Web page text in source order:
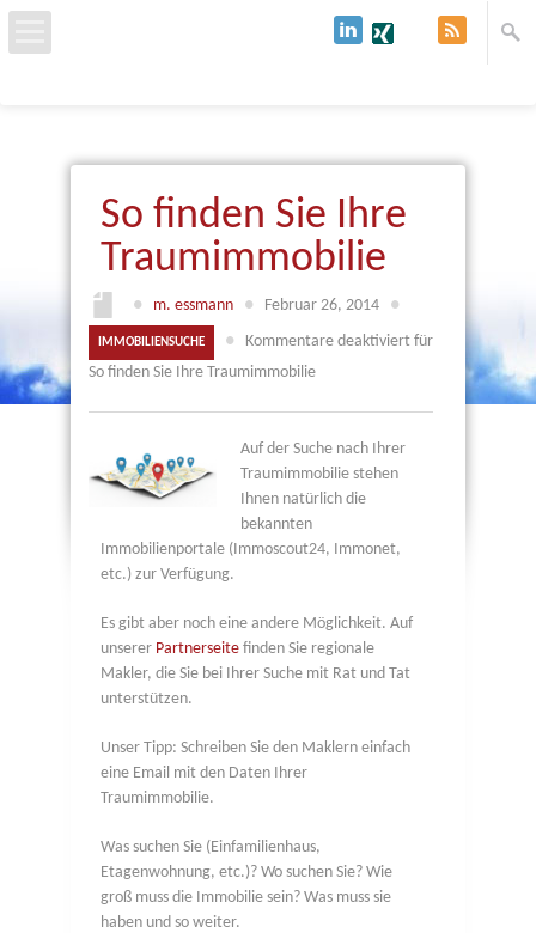
Über uns
Baufinanzierung
Immobilien & Grundstücke
Kredit
So finden Sie Ihre
Traumimmobilie
● m. essmann ● Februar 26, 2014 ●
IMMOBILIENSUCHE ● Kommentare deaktiviert für
So finden Sie Ihre Traumimmobilie
Auf der Suche nach Ihrer
Traumimmobilie stehen
Ihnen natürlich die
bekannten
Immobilienportale (Immoscout24, Immonet,
etc.) zur Verfügung.
Es gibt aber noch eine andere Möglichkeit. Auf
unserer Partnerseite finden Sie regionale
Makler, die Sie bei Ihrer Suche mit Rat und Tat
unterstützen.
Unser Tipp: Schreiben Sie den Maklern einfach
eine Email mit den Daten Ihrer
Traumimmobilie.
Was suchen Sie (Einfamilienhaus,
Etagenwohnung, etc.)? Wo suchen Sie? Wie
groß muss die Immobilie sein? Was muss sie
haben und so weiter.